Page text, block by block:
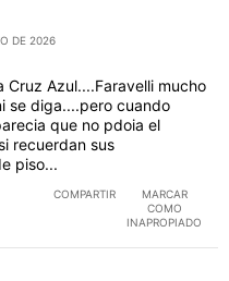
DE 2026
Cruz Azul....Faravelli mucho
se diga....pero cuando
que no pdoia el
recuerdan sus
piso...
COMPARTIR
MARCAR
COMO
INAPROPIADO